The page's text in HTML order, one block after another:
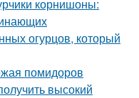
корнишоны:
огурцов, который
помидоров
высокий